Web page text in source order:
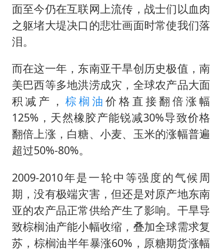
面至今仍在互联网上流传，战士们以血肉
之躯堵大堤决口的悲壮画面时常使我们落
泪。
而在这一年，东南亚干旱创历史极值，南
美巴西等多地洪涝成灾，全球农产品大面
积减产， 棕榈油 价格直接翻倍涨幅
125%，天然橡胶产能锐减30%导致价格
翻倍上涨，白糖、小麦、玉米的涨幅普遍
超过50%-80%。
2009-2010年是一轮中等强度的气候周
期，没有极端灾害，但还是对原产地东南
亚的农产品正常供给产生了影响。干旱导
致棕榈油产能小幅收缩，叠加全球需求复
苏，棕榈油半年暴涨60%，原糖期货涨幅